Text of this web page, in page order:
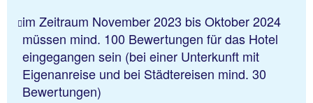
im Zeitraum November 2023 bis Oktober 2024
müssen mind. 100 Bewertungen für das Hotel
eingegangen sein (bei einer Unterkunft mit
Eigenanreise und bei Städtereisen mind. 30
Bewertungen)